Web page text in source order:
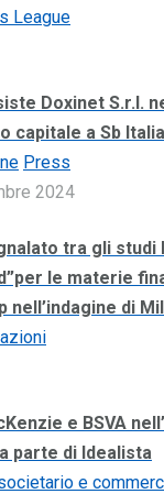
League
Doxinet S.r.l.
capitale a Sb
Press
2024
tra gli studi
le materie
nell’indagine di
e BSVA
parte di Idealista
e